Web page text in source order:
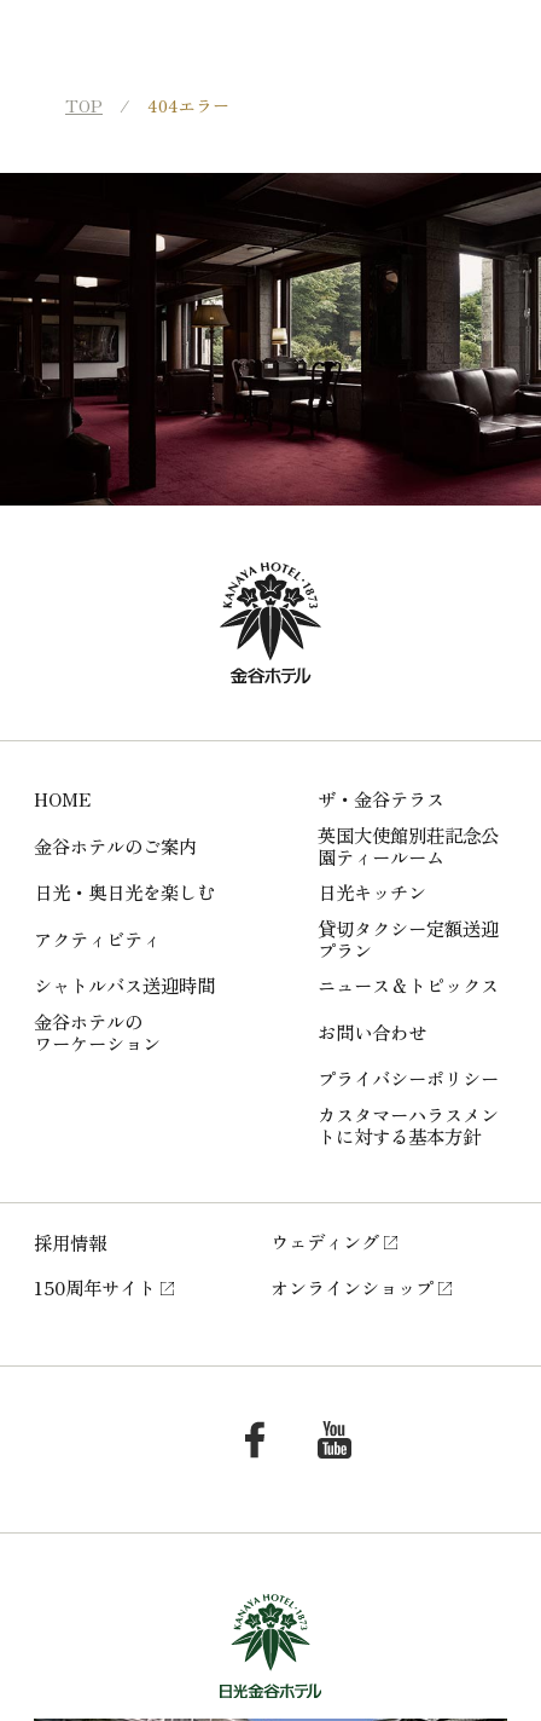
TOP 404エラー
HOME
金谷ホテルのご案内
日光・奥日光を楽しむ
アクティビティ
シャトルバス送迎時間
金谷ホテルの
ワーケーション
ザ・金谷テラス
英国大使館別荘記念公
園ティールーム
日光キッチン
貸切タクシー定額送迎
プラン
ニュース＆トピックス
お問い合わせ
プライバシーポリシー
カスタマーハラスメン
トに対する基本方針
採用情報
ウェディング
150周年サイト
オンラインショップ